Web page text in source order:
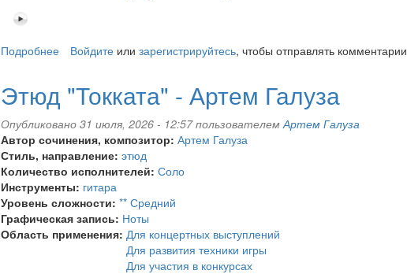
Подробнеео
кукушкой
-
Артем
Галуза
Войдитеили зарегистрируйтесь, чтобы отправлять комментарии
Этюд "Токката" - Артем Галуза
Опубликовано 31 июля, 2026 - 12:57 пользователемАртем Галуза
Автор сочинения, композитор: Артем Галуза
Стиль, направление: этюд
Количество исполнителей: Соло
Инструменты: гитара
Уровень сложности: ** Средний
Графическая запись: Ноты
Область применения: Для концертных выступлений
Для развития техники игры
Для участия в конкурсах